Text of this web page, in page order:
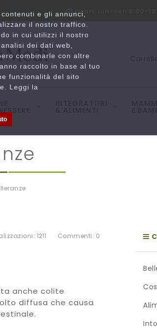
Orari: lun-ven 9:00-
1211 Commenti: 0
anche colite
diffusa che causa
e gli annunci,
il nostro traffico.
in cui utilizzi il nostro
dei dati web,
combinarle con altre
raccolto in base al tuo
funzionalità del sito
Leggi la